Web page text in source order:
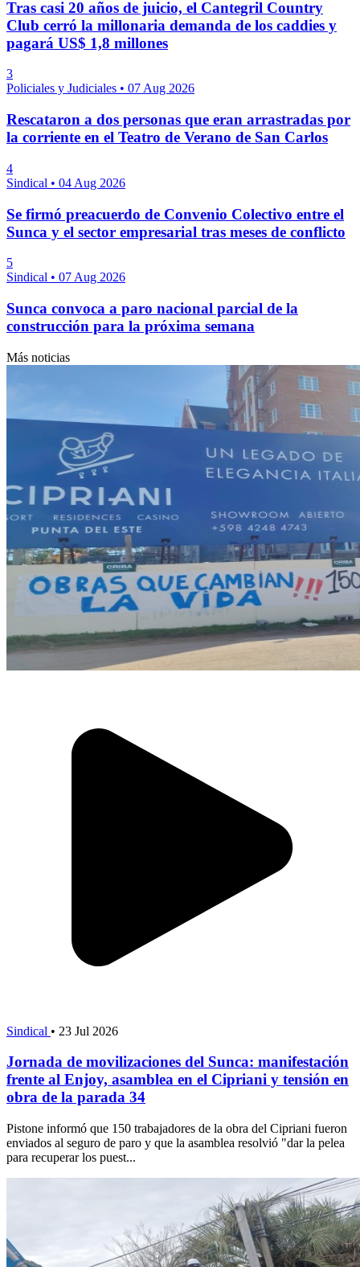
Tras casi 20 años de juicio, el Cantegril Country
Club cerró la millonaria demanda de los caddies y
pagará US$ 1,8 millones
3
Policiales y Judiciales • 07 Aug 2026
Rescataron a dos personas que eran arrastradas por
la corriente en el Teatro de Verano de San Carlos
4
Sindical • 04 Aug 2026
Se firmó preacuerdo de Convenio Colectivo entre el
Sunca y el sector empresarial tras meses de conflicto
5
Sindical • 07 Aug 2026
Sunca convoca a paro nacional parcial de la
construcción para la próxima semana
Más noticias
Sindical • 23 Jul 2026
Jornada de movilizaciones del Sunca: manifestación
frente al Enjoy, asamblea en el Cipriani y tensión en
obra de la parada 34
Pistone informó que 150 trabajadores de la obra del Cipriani fueron
enviados al seguro de paro y que la asamblea resolvió "dar la pelea
para recuperar los puest...